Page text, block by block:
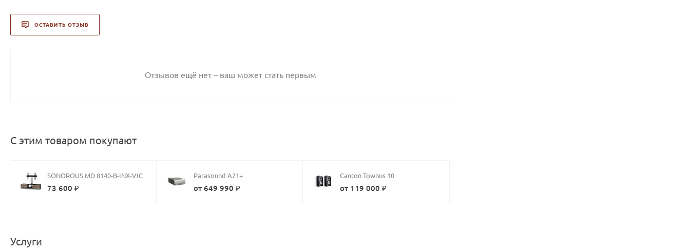
ОСТАВИТЬ ОТЗЫВ
Отзывов ещё нет – ваш может стать первым
С этим товаром покупают
SONOROUS MD 8140-B-INX-VIC
73 600 ₽
Parasound A21+
от 649 990 ₽
Canton Townus 10
от 119 000 ₽
Услуги